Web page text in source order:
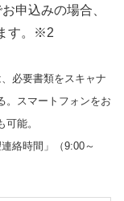
申込みの場合、
す。※2
必要書類をスキャナ
。スマートフォンをお
能。
絡時間」（9:00～